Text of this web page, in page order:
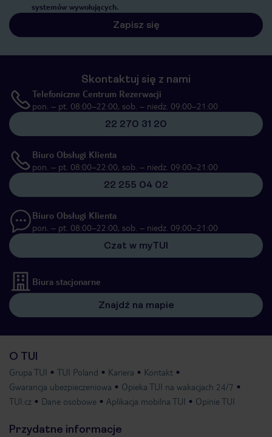
systemów wywołujących.
Zapisz się
Skontaktuj się z nami
Telefoniczne Centrum Rezerwacji
pon. – pt. 08:00–22:00, sob. – niedz. 09:00–21:00
22 270 31 20
Biuro Obsługi Klienta
pon. – pt. 08:00–22:00, sob. – niedz. 09:00–21:00
22 255 04 02
Biuro Obsługi Klienta
pon. – pt. 08:00–22:00, sob. – niedz. 09:00–21:00
Czat w myTUI
Biura stacjonarne
Znajdź na mapie
O TUI
Grupa TUI TUI Poland Kariera
Kontakt
Gwarancja ubezpieczeniowa
Opieka TUI na wakacjach 24/7
TUI.cz
Dane osobowe Aplikacja mobilna TUI Opinie TUI
Przydatne informacje